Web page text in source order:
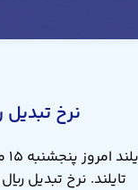
نرخ تبدیل
تایلند. نرخ تبدیل ریال